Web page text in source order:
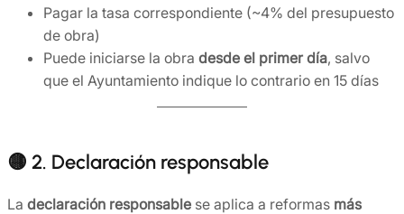
Pagar la tasa correspondiente (~4% del presupuesto
de obra)
Puede iniciarse la obra desde el primer día, salvo
que el Ayuntamiento indique lo contrario en 15 días
🟡 2. Declaración responsable
La declaración responsable se aplica a reformas más